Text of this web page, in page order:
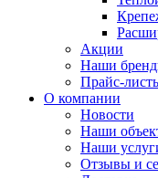
Акции
Наши
Прайс-
О компании
Новости
Наши
Наши
Отзывы и